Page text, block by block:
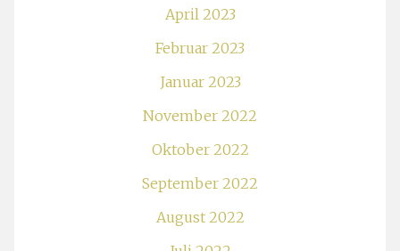
April 2023
Februar 2023
Januar 2023
November 2022
Oktober 2022
September 2022
August 2022